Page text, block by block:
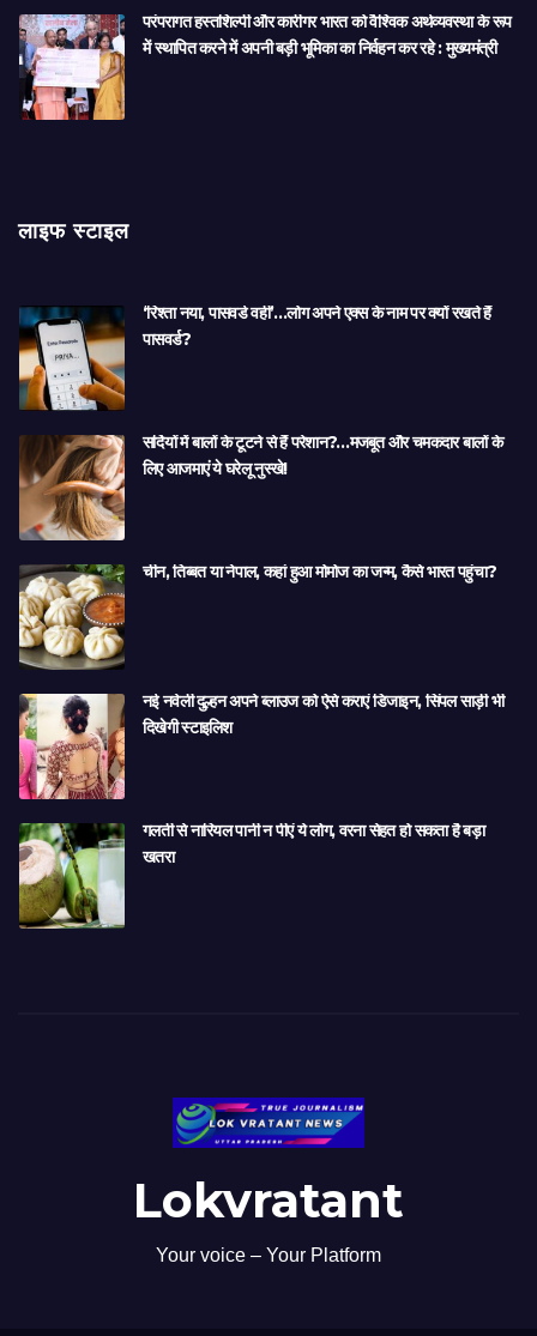
परंपरागत हस्तशिल्पी और कारीगर भारत को वैश्विक अर्थव्यवस्था के रूप
में स्थापित करने में अपनी बड़ी भूमिका का निर्वहन कर रहे : मुख्यमंत्री
लाइफ स्टाइल
‘रिश्ता नया, पासवर्ड वही’…लोग अपने एक्स के नाम पर क्यों रखते हैं
पासवर्ड?
सर्दियों में बालों के टूटने से हैं परेशान?…मजबूत और चमकदार बालों के
लिए आजमाएं ये घरेलू नुस्खे!
चीन, तिब्बत या नेपाल, कहां हुआ मोमोज का जन्म, कैसे भारत पहुंचा?
नई नवेली दुल्हन अपने ब्लाउज को ऐसे कराएं डिजाइन, सिंपल साड़ी भी
दिखेगी स्टाइलिश
गलती से नारियल पानी न पीएं ये लोग, वरना सेहत हो सकता है बड़ा
खतरा
Lokvratant
Your voice – Your Platform